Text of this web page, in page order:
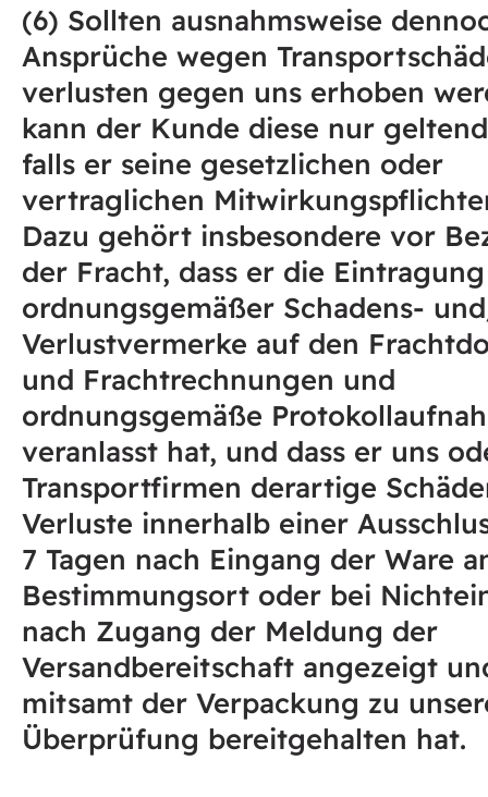
(6) Sollten ausnahmsweise
Ansprüche wegen
verlusten gegen uns erhoben
kann der Kunde diese nur
falls er seine gesetzlichen oder
vertraglichen
Dazu gehört insbesondere vor
der Fracht, dass er die Eintragung
ordnungsgemäßer Schadens-
Verlustvermerke auf den
und Frachtrechnungen und
ordnungsgemäße
veranlasst hat, und dass er uns
Transportfirmen derartige
Verluste innerhalb einer
7 Tagen nach Eingang der Ware
Bestimmungsort oder bei
nach Zugang der Meldung der
Versandbereitschaft angezeigt
mitsamt der Verpackung zu
Überprüfung bereitgehalten hat.